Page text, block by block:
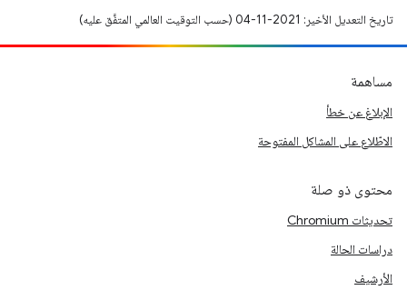
تاريخ التعديل الأخير: 2021-11-04 (حسب التوقيت العالمي المتفَّق عليه)
مساهمة
الإبلاغ عن خطأ
الاطّلاع على المشاكل المفتوحة
محتوى ذو صلة
تحديثات Chromium
دراسات الحالة
الأرشيف